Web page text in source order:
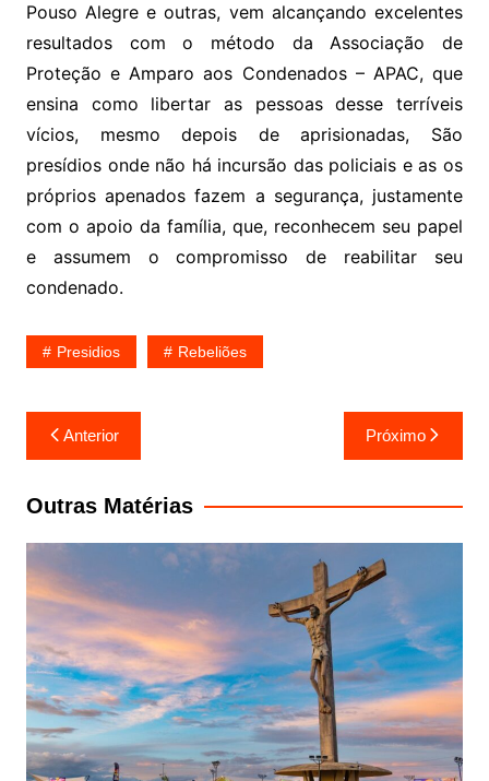
Pouso Alegre e outras, vem alcançando excelentes
resultados com o método da Associação de
Proteção e Amparo aos Condenados – APAC, que
ensina como libertar as pessoas desse terríveis
vícios, mesmo depois de aprisionadas, São
presídios onde não há incursão das policiais e as os
próprios apenados fazem a segurança, justamente
com o apoio da família, que, reconhecem seu papel
e assumem o compromisso de reabilitar seu
condenado.
Presidios Rebeliões
Navegação
de
Post
Anterior Próximo
Outras Matérias